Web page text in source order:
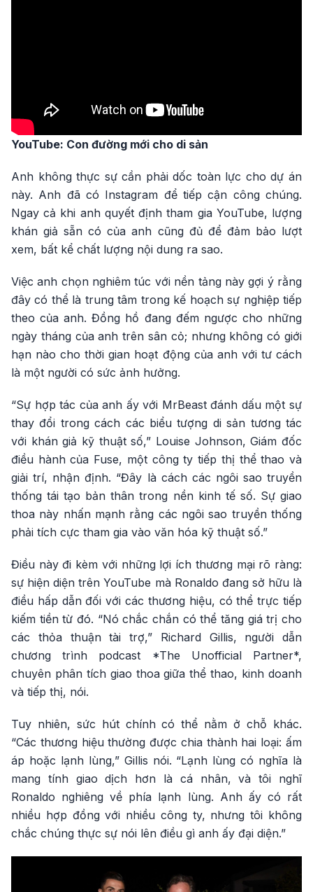
YouTube: Con đường mới cho di sản
Anh không thực sự cần phải dốc toàn lực cho dự án
này. Anh đã có Instagram để tiếp cận công chúng.
Ngay cả khi anh quyết định tham gia YouTube, lượng
khán giả sẵn có của anh cũng đủ để đảm bảo lượt
xem, bất kể chất lượng nội dung ra sao.
Việc anh chọn nghiêm túc với nền tảng này gợi ý rằng
đây có thể là trung tâm trong kế hoạch sự nghiệp tiếp
theo của anh. Đồng hồ đang đếm ngược cho những
ngày tháng của anh trên sân cỏ; nhưng không có giới
hạn nào cho thời gian hoạt động của anh với tư cách
là một người có sức ảnh hưởng.
“Sự hợp tác của anh ấy với MrBeast đánh dấu một sự
thay đổi trong cách các biểu tượng di sản tương tác
với khán giả kỹ thuật số,” Louise Johnson, Giám đốc
điều hành của Fuse, một công ty tiếp thị thể thao và
giải trí, nhận định. “Đây là cách các ngôi sao truyền
thống tái tạo bản thân trong nền kinh tế số. Sự giao
thoa này nhấn mạnh rằng các ngôi sao truyền thống
phải tích cực tham gia vào văn hóa kỹ thuật số.”
Điều này đi kèm với những lợi ích thương mại rõ ràng:
sự hiện diện trên YouTube mà Ronaldo đang sở hữu là
điều hấp dẫn đối với các thương hiệu, có thể trực tiếp
kiếm tiền từ đó. “Nó chắc chắn có thể tăng giá trị cho
các thỏa thuận tài trợ,” Richard Gillis, người dẫn
chương trình podcast *The Unofficial Partner*,
chuyên phân tích giao thoa giữa thể thao, kinh doanh
và tiếp thị, nói.
Tuy nhiên, sức hút chính có thể nằm ở chỗ khác.
“Các thương hiệu thường được chia thành hai loại: ấm
áp hoặc lạnh lùng,” Gillis nói. “Lạnh lùng có nghĩa là
mang tính giao dịch hơn là cá nhân, và tôi nghĩ
Ronaldo nghiêng về phía lạnh lùng. Anh ấy có rất
nhiều hợp đồng với nhiều công ty, nhưng tôi không
chắc chúng thực sự nói lên điều gì anh ấy đại diện.”